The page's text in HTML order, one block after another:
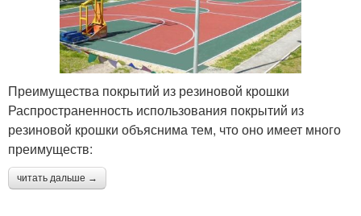
Преимущества покрытий из резиновой крошки
Распространенность использования покрытий из
резиновой крошки объяснима тем, что оно имеет много
преимуществ:
читать дальше →